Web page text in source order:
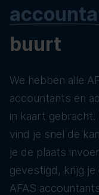
buurt
We hebben alle
accountants en
in kaart
vind je snel de
je de plaats
gevestigd, krijg
AFAS